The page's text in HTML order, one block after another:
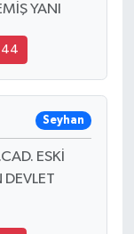
YANI
44
Seyhan
ESKİ
DEVLET